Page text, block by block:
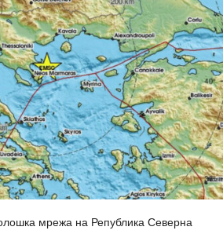
мрежа на Република Северна